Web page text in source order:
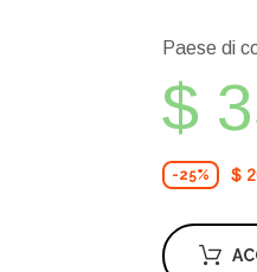
Paese di
$
-25% $